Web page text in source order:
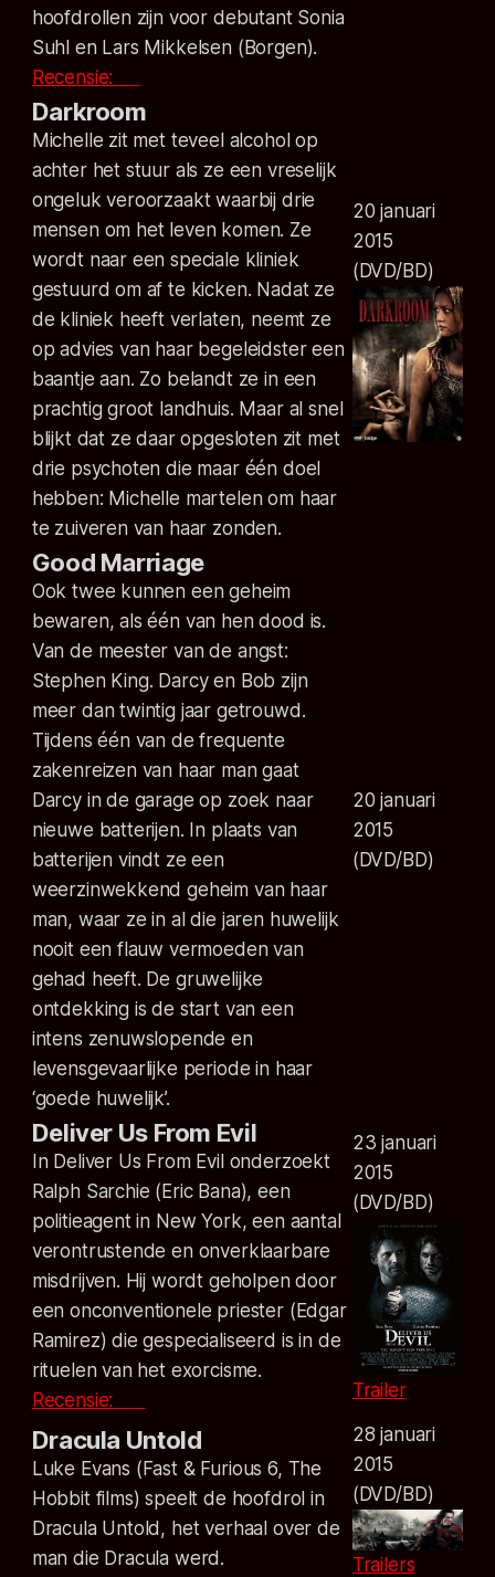
hoofdrollen zijn voor debutant Sonia
Suhl en Lars Mikkelsen (Borgen).
Recensie:
Darkroom
Michelle zit met teveel alcohol op
achter het stuur als ze een vreselijk
ongeluk veroorzaakt waarbij drie
mensen om het leven komen. Ze
wordt naar een speciale kliniek
gestuurd om af te kicken. Nadat ze
de kliniek heeft verlaten, neemt ze
op advies van haar begeleidster een
baantje aan. Zo belandt ze in een
prachtig groot landhuis. Maar al snel
blijkt dat ze daar opgesloten zit met
drie psychoten die maar één doel
hebben: Michelle martelen om haar
te zuiveren van haar zonden.
20 januari
2015
(DVD/BD)
Good Marriage
Ook twee kunnen een geheim
bewaren, als één van hen dood is.
Van de meester van de angst:
Stephen King. Darcy en Bob zijn
meer dan twintig jaar getrouwd.
Tijdens één van de frequente
zakenreizen van haar man gaat
Darcy in de garage op zoek naar
nieuwe batterijen. In plaats van
batterijen vindt ze een
weerzinwekkend geheim van haar
man, waar ze in al die jaren huwelijk
nooit een flauw vermoeden van
gehad heeft. De gruwelijke
ontdekking is de start van een
intens zenuwslopende en
levensgevaarlijke periode in haar
‘goede huwelijk’.
20 januari
2015
(DVD/BD)
Deliver Us From Evil
In Deliver Us From Evil onderzoekt
Ralph Sarchie (Eric Bana), een
politieagent in New York, een aantal
verontrustende en onverklaarbare
misdrijven. Hij wordt geholpen door
een onconventionele priester (Edgar
Ramirez) die gespecialiseerd is in de
rituelen van het exorcisme.
Recensie:
23 januari
2015
(DVD/BD)
Trailer
Dracula Untold
Luke Evans (Fast & Furious 6, The
Hobbit films) speelt de hoofdrol in
Dracula Untold, het verhaal over de
man die Dracula werd.
28 januari
2015
(DVD/BD)
Trailers